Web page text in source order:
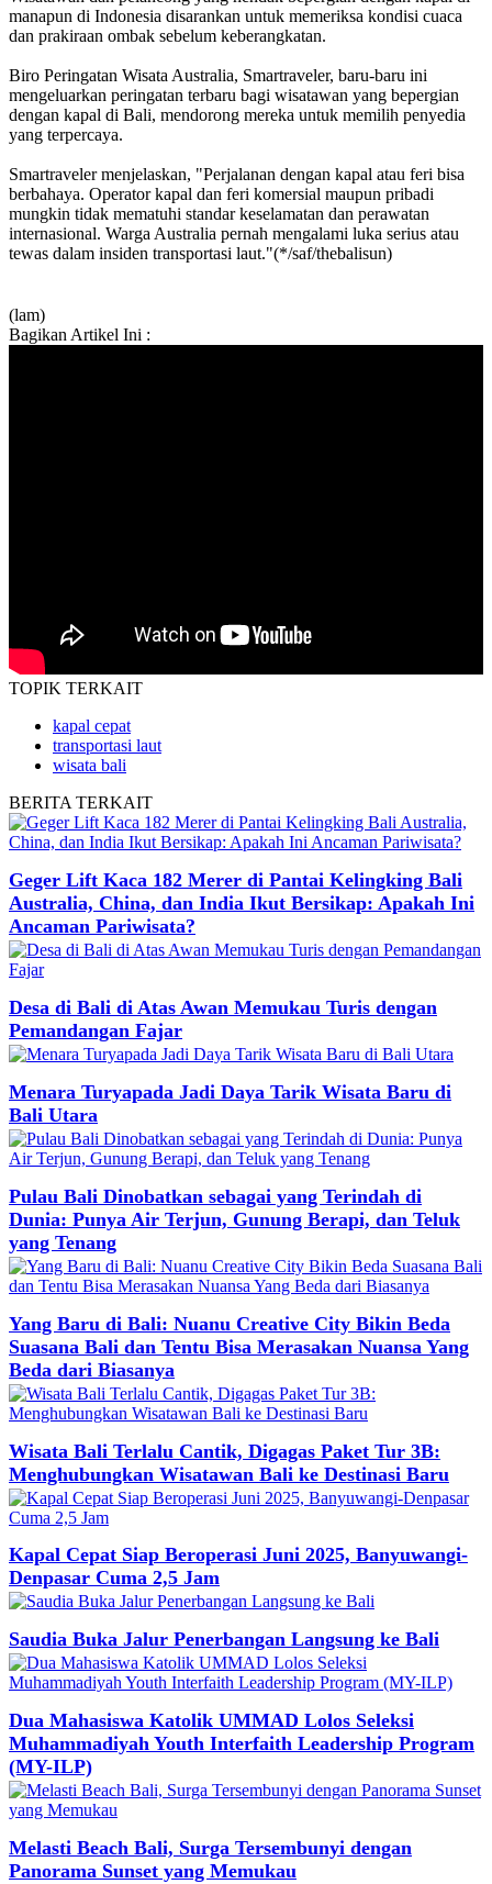
manapun di Indonesia disarankan untuk memeriksa kondisi cuaca
dan prakiraan ombak sebelum keberangkatan.
Biro Peringatan Wisata Australia, Smartraveler, baru-baru ini
mengeluarkan peringatan terbaru bagi wisatawan yang bepergian
dengan kapal di Bali, mendorong mereka untuk memilih penyedia
yang terpercaya.
Smartraveler menjelaskan, "Perjalanan dengan kapal atau feri bisa
berbahaya. Operator kapal dan feri komersial maupun pribadi
mungkin tidak mematuhi standar keselamatan dan perawatan
internasional. Warga Australia pernah mengalami luka serius atau
tewas dalam insiden transportasi laut."(*/saf/thebalisun)
(lam)
Bagikan Artikel Ini :
TOPIK TERKAIT
kapal cepat
transportasi laut
wisata bali
BERITA TERKAIT
Geger Lift Kaca 182 Merer di Pantai Kelingking Bali
Australia, China, dan India Ikut Bersikap: Apakah Ini
Ancaman Pariwisata?
Desa di Bali di Atas Awan Memukau Turis dengan
Pemandangan Fajar
Menara Turyapada Jadi Daya Tarik Wisata Baru di
Bali Utara
Pulau Bali Dinobatkan sebagai yang Terindah di
Dunia: Punya Air Terjun, Gunung Berapi, dan Teluk
yang Tenang
Yang Baru di Bali: Nuanu Creative City Bikin Beda
Suasana Bali dan Tentu Bisa Merasakan Nuansa Yang
Beda dari Biasanya
Wisata Bali Terlalu Cantik, Digagas Paket Tur 3B:
Menghubungkan Wisatawan Bali ke Destinasi Baru
Kapal Cepat Siap Beroperasi Juni 2025, Banyuwangi-
Denpasar Cuma 2,5 Jam
Saudia Buka Jalur Penerbangan Langsung ke Bali
Dua Mahasiswa Katolik UMMAD Lolos Seleksi
Muhammadiyah Youth Interfaith Leadership Program
(MY-ILP)
Melasti Beach Bali, Surga Tersembunyi dengan
Panorama Sunset yang Memukau